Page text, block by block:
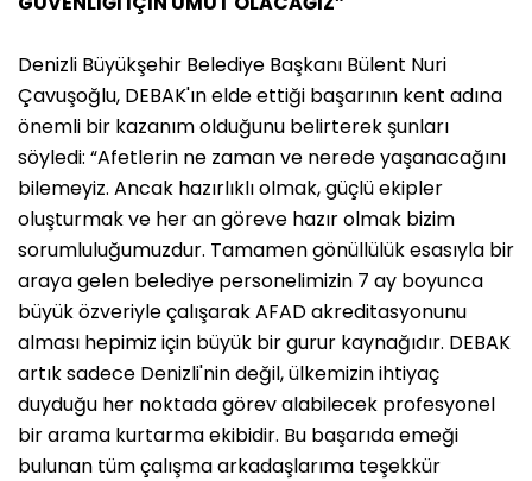
Denizli Büyükşehir Belediye Başkanı Bülent Nuri
Çavuşoğlu, DEBAK'ın elde ettiği başarının kent adına
önemli bir kazanım olduğunu belirterek şunları
söyledi: “Afetlerin ne zaman ve nerede yaşanacağını
bilemeyiz. Ancak hazırlıklı olmak, güçlü ekipler
oluşturmak ve her an göreve hazır olmak bizim
sorumluluğumuzdur. Tamamen gönüllülük esasıyla bir
araya gelen belediye personelimizin 7 ay boyunca
büyük özveriyle çalışarak AFAD akreditasyonunu
alması hepimiz için büyük bir gurur kaynağıdır. DEBAK
artık sadece Denizli'nin değil, ülkemizin ihtiyaç
duyduğu her noktada görev alabilecek profesyonel
bir arama kurtarma ekibidir. Bu başarıda emeği
bulunan tüm çalışma arkadaşlarıma teşekkür